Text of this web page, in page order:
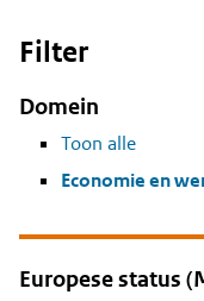
Filter
Domein
Toon alle
Economie en
Europese status